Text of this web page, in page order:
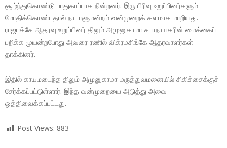
சூழ்ந்துகொண்டு பாதுகாப்பாக நின்றனர். இரு பிரிவு உறுப்பினர்களும்
மோதிக்கொண்டதால் நாடாளுமன்றம் வன்முறைக் களமாக மாறியது.
ராஜபக்சே ஆதரவு உறுப்பினர் திலும் அமுனுகாமா சபாநாயகரின் மைக்கைப்
பறிக்க முயன்றபோது அவரை ரணில் விக்ரமசிங்கே ஆதரவாளர்கள்
தாக்கினர்.
இதில் காயமடைந்த திலும் அமுனுகாமா மருத்துவமனையில் சிகிச்சைக்குச்
சேர்க்கப்பட்டுள்ளார். இந்த வன்முறையை அடுத்து அவை
ஒத்திவைக்கப்பட்டது.
Post Views: 883